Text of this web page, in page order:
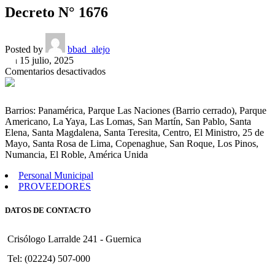
Decreto N° 1676
Posted by
bbad_alejo
On 15 julio, 2025
Comentarios desactivadosen
Barrios: Panamérica, Parque Las Naciones (Barrio cerrado), Parque
Americano, La Yaya, Las Lomas, San Martín, San Pablo, Santa
Elena, Santa Magdalena, Santa Teresita, Centro, El Ministro, 25 de
Mayo, Santa Rosa de Lima, Copenaghue, San Roque, Los Pinos,
Numancia, El Roble, América Unida
Personal Municipal
PROVEEDORES
DATOS DE CONTACTO
Crisólogo Larralde 241 - Guernica
Tel: (02224) 507-000